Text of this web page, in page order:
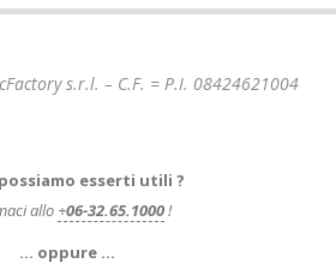
s.r.l. – C.F. = P.I. 08424621004
esserti utili ?
allo +06-32.65.1000!
… oppure …